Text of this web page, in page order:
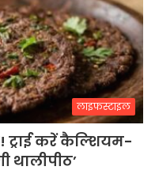
लाइफस्टाइल
ट्राई करें कैल्शियम-
थालीपीठ’